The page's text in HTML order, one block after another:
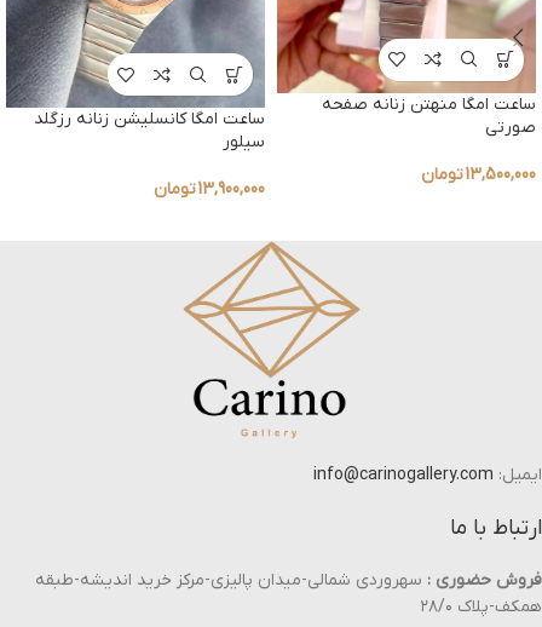
ساعت امگا منهتن زنانه صفحه
صورتی
13,500,000تومان
ساعت امگا کانسلیشن زنانه رزگلد
سیلور
13,900,000تومان
ایمیل: info@carinogallery.com
ارتباط با ما
فروش حضوری : سهروردی شمالی-میدان پالیزی-مرکز خرید اندیشه-طبقه
همکف-پلاک ۲۸/۰